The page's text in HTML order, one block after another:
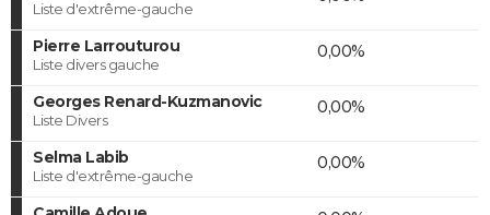
Liste d'extrême-gauche
Pierre Larrouturou
Liste divers gauche
0,00%
Georges Renard-Kuzmanovic
Liste Divers
0,00%
Selma Labib
Liste d'extrême-gauche
0,00%